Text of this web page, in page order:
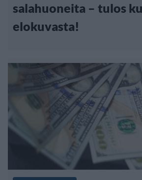
salahuoneita – tulos
elokuvasta!